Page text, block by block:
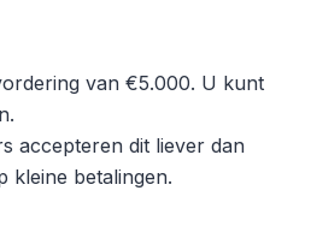
van €5.000. U kunt
accepteren dit liever dan
kleine betalingen.